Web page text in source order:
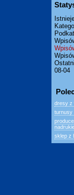
08-04
dresy z
turnusy
sklep z